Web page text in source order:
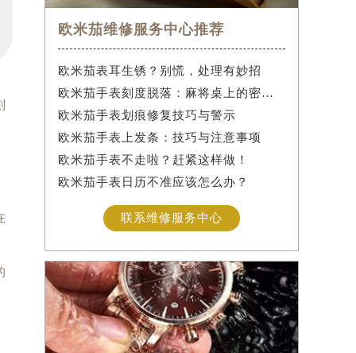
欧米茄维修服务中心推荐
欧米茄表耳生锈？别慌，处理有妙招
欧米茄手表刻度脱落：麻将桌上的密室逃脱术
欧米茄手表划痕修复技巧与警示
欧米茄手表上发条：技巧与注意事项
欧米茄手表不走啦？赶紧这样做！
欧米茄手表日历不准应该怎么办？
联系维修服务中心